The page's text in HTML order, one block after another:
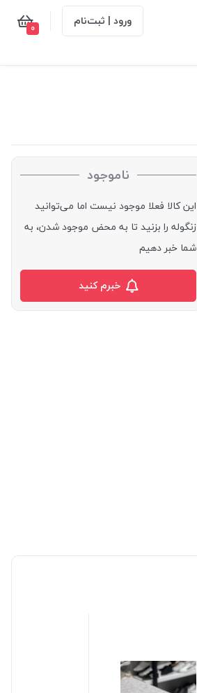
ورود | ثبت‌نام 0
ناموجود
این کالا فعلا موجود نیست اما می‌توانید
زنگوله را بزنید تا به محض موجود شدن، به
شما خبر دهیم
خبرم کنید